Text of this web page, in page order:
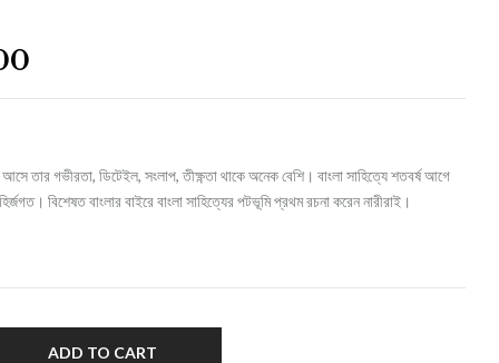
তার গভীরতা, ডিটেইল, সংলাপ, তীক্ষ্ণতা থাকে অনেক বেশি। বাংলা সাহিত্যে শতবর্ষ আগে
বিশেষত বাংলার বাইরে বাংলা সাহিত্যের পটভূমি প্রথম রচনা করেন নারীরাই।
ADD TO CART